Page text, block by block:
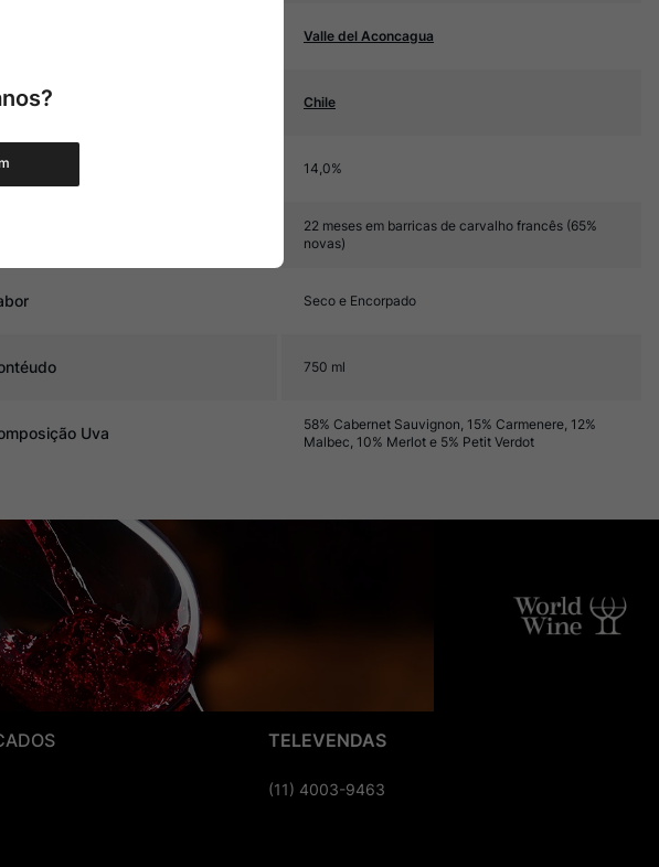
Valle del Aconcagua
Chile
Alcóolica 14,0%
22 meses em barricas de carvalho francês (65%
novas)
Seco e Encorpado
750 ml
Uva
58% Cabernet Sauvignon, 15% Carmenere, 12%
Malbec, 10% Merlot e 5% Petit Verdot
TELEVENDAS
(11) 4003-9463